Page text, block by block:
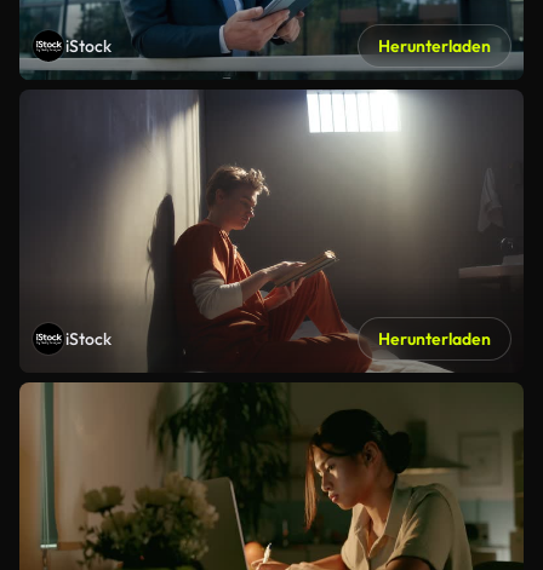
iStock Herunterladen
iStock Herunterladen